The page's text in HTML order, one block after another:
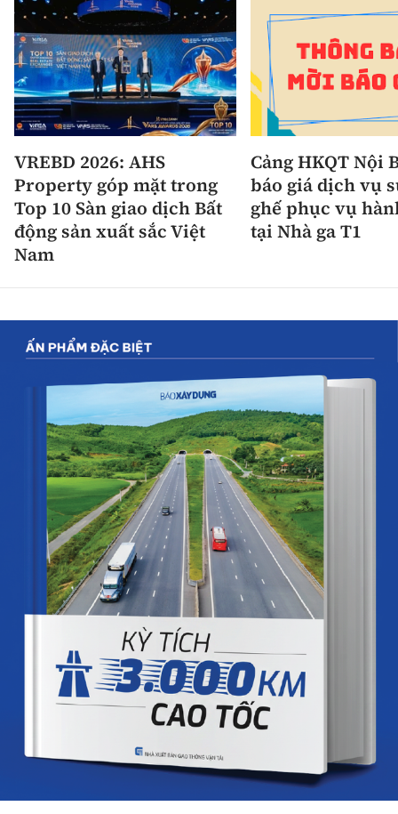
VREBD 2026: AHS
Property góp mặt trong
Top 10 Sàn giao dịch Bất
động sản xuất sắc Việt
Nam
Cảng HKQT Nội
báo giá dịch vụ
ghế phục vụ
tại Nhà ga T1